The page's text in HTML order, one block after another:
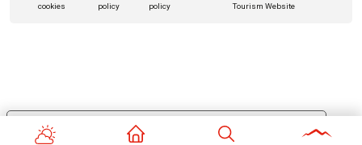
cookies
policy
policy
Tourism Website
Le tue preferenze relative alla privacy